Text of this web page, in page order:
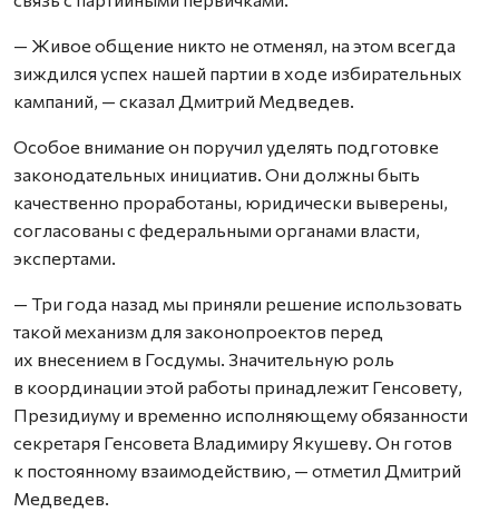
— Живое общение никто не отменял, на этом всегда
зиждился успех нашей партии в ходе избирательных
кампаний, — сказал Дмитрий Медведев.
Особое внимание он поручил уделять подготовке
законодательных инициатив. Они должны быть
качественно проработаны, юридически выверены,
согласованы с федеральными органами власти,
экспертами.
— Три года назад мы приняли решение использовать
такой механизм для законопроектов перед
их внесением в Госдумы. Значительную роль
в координации этой работы принадлежит Генсовету,
Президиуму и временно исполняющему обязанности
секретаря Генсовета Владимиру Якушеву. Он готов
к постоянному взаимодействию, — отметил Дмитрий
Медведев.